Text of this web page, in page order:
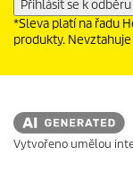
*Sleva platí na řadu
produkty.
Vytvořeno umělou